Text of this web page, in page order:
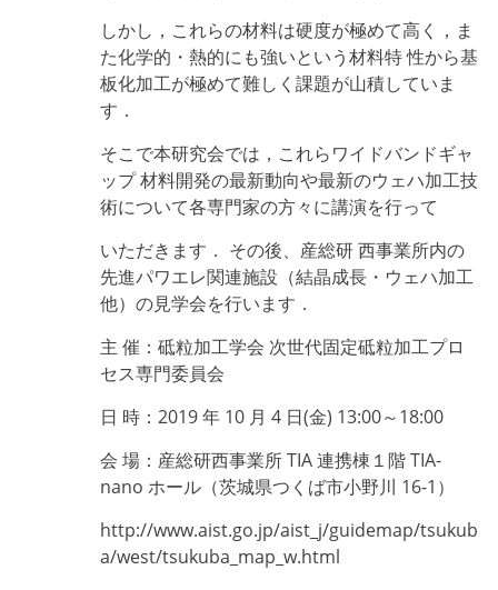
しかし，これらの材料は硬度が極めて高く，ま
た化学的・熱的にも強いという材料特 性から基
板化加工が極めて難しく課題が山積していま
す．
そこで本研究会では，これらワイドバンドギャ
ップ 材料開発の最新動向や最新のウェハ加工技
術について各専門家の方々に講演を行って
いただきます． その後、産総研 西事業所内の
先進パワエレ関連施設（結晶成長・ウェハ加工
他）の見学会を行います．
主 催：砥粒加工学会 次世代固定砥粒加工プロ
セス専門委員会
日 時：2019 年 10 月 4 日(金) 13:00～18:00
会 場：産総研西事業所 TIA 連携棟１階 TIA-
nano ホール（茨城県つくば市小野川 16-1）
http://www.aist.go.jp/aist_j/guidemap/tsukub
a/west/tsukuba_map_w.html